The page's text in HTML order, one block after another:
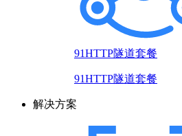
91HTTP隧道套餐
91HTTP隧道套餐
解决方案